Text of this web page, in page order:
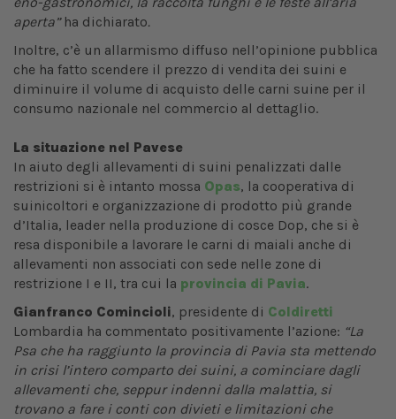
aperta” ha dichiarato.
Inoltre, c’è un allarmismo diffuso nell’opinione pubblica
che ha fatto scendere il prezzo di vendita dei suini e
diminuire il volume di acquisto delle carni suine per il
consumo nazionale nel commercio al dettaglio.
La situazione nel Pavese
In aiuto degli allevamenti di suini penalizzati dalle
restrizioni si è intanto mossa Opas, la cooperativa di
suinicoltori e organizzazione di prodotto più grande
d’Italia, leader nella produzione di cosce Dop, che si è
resa disponibile a lavorare le carni di maiali anche di
allevamenti non associati con sede nelle zone di
restrizione I e II, tra cui la provincia di Pavia.
Gianfranco Comincioli, presidente di Coldiretti
Lombardia ha commentato positivamente l’azione: “La
Psa che ha raggiunto la provincia di Pavia sta mettendo
in crisi l’intero comparto dei suini, a cominciare dagli
allevamenti che, seppur indenni dalla malattia, si
trovano a fare i conti con divieti e limitazioni che